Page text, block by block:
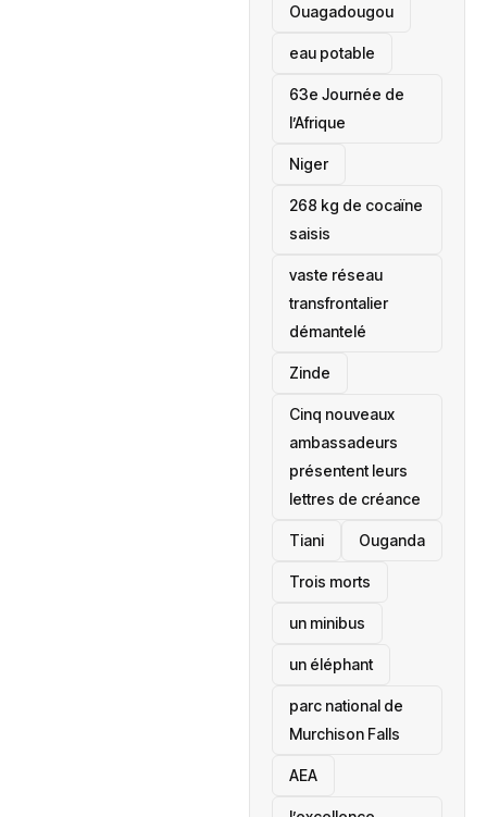
‎Ouagadougou
eau potable
63e Journée de
l’Afrique
‎Niger
268 kg de cocaïne
saisis
vaste réseau
transfrontalier
démantelé
Zinde
Cinq nouveaux
ambassadeurs
présentent leurs
lettres de créance
Tiani ‎Ouganda
Trois morts
un minibus
un éléphant
parc national de
Murchison Falls
AEA